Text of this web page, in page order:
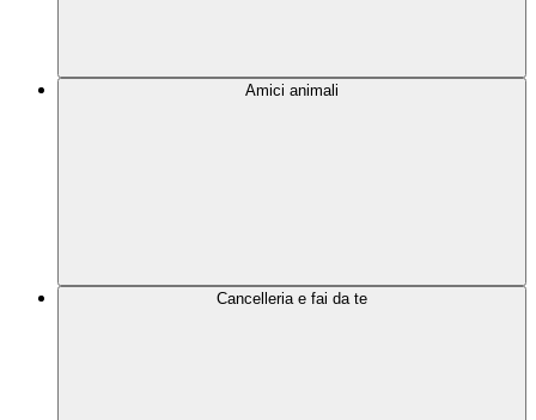
Amici animali
Cancelleria e fai da te